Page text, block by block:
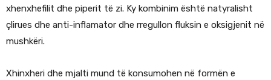
xhenxhefilit dhe piperit të zi. Ky kombinim është natyralisht
çlirues dhe anti-inflamator dhe rregullon fluksin e oksigjenit në
mushkëri.
Xhinxheri dhe mjalti mund të konsumohen në formën e